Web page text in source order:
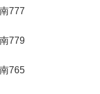
777
779
765